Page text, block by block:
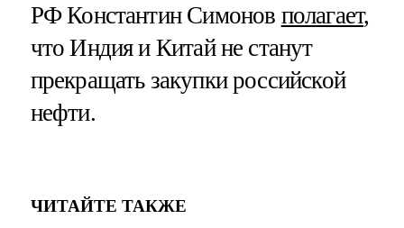
РФ Константин Симонов полагает,
что Индия и Китай не станут
прекращать закупки российской
нефти.
ЧИТАЙТЕ ТАКЖЕ